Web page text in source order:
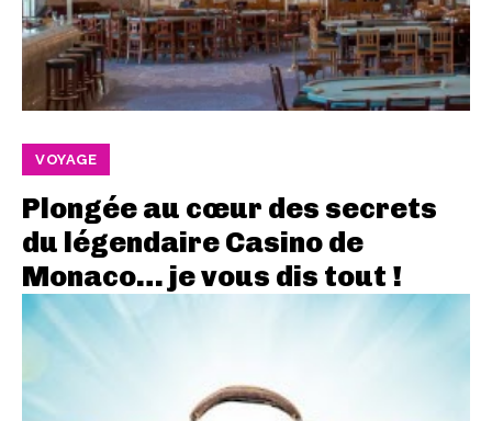
VOYAGE
Plongée au cœur des secrets
du légendaire Casino de
Monaco… je vous dis tout !